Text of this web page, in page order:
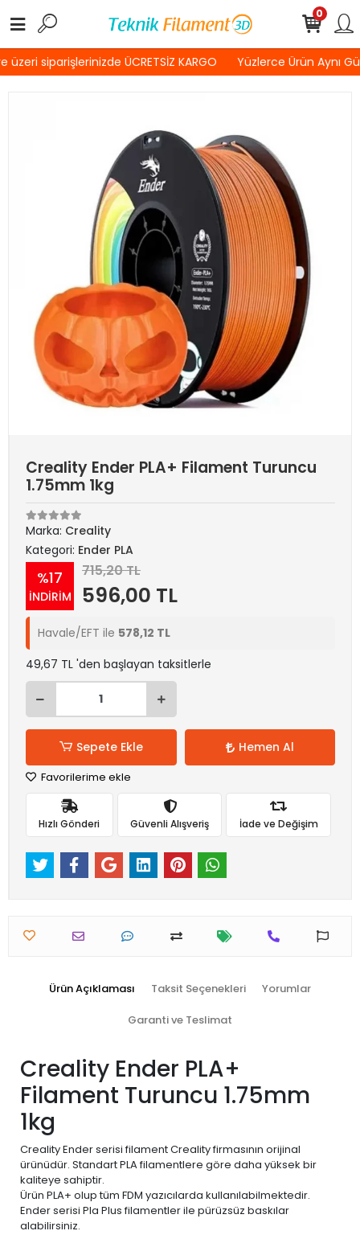
siparişlerinizde ÜCRETSİZ KARGO Yüzlerce Ürün Aynı
0
Creality Ender PLA+ Filament Turuncu
1.75mm 1kg
Marka: Creality
Kategori: Ender PLA
%17
İNDİRİM
715,20 TL
596,00 TL
Havale/EFT ile 578,12 TL
49,67 TL 'den başlayan taksitlerle
Sepete Ekle Hemen Al
Favorilerime ekle
Hızlı Gönderi Güvenli Alışveriş İade ve Değişim
Ürün Açıklaması Taksit Seçenekleri Yorumlar
Garanti ve Teslimat
Creality Ender PLA+
Filament Turuncu 1.75mm
1kg
Creality Ender serisi filament Creality firmasının orijinal
ürünüdür. Standart PLA filamentlere göre daha yüksek bir
kaliteye sahiptir.
Ürün PLA+ olup tüm FDM yazıcılarda kullanılabilmektedir.
Ender serisi Pla Plus filamentler ile pürüzsüz baskılar
alabilirsiniz.